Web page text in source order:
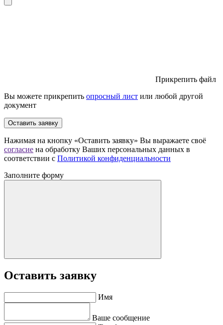
Прикрепить файл
Вы можете прикрепить опросный лист или любой другой
документ
Оставить заявку
Нажимая на кнопку «Оставить заявку» Вы выражаете своё
согласие на обработку Ваших персональных данных в
соответствии с Политикой конфиденциальности
Заполните форму
Оставить заявку
Имя
Ваше сообщение